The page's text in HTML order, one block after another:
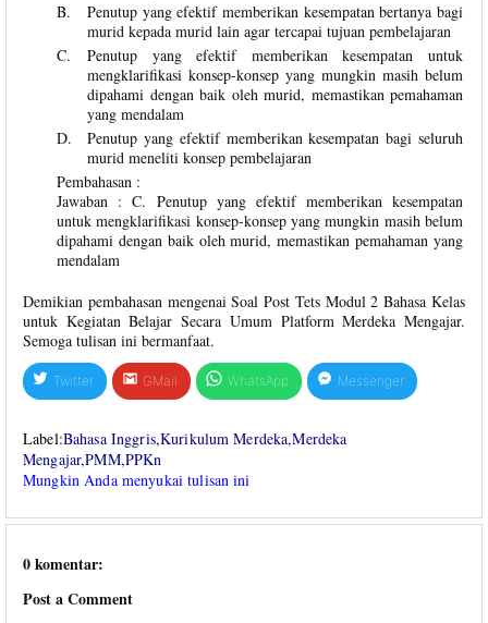
B.
Penutup yang efektif memberikan kesempatan bertanya bagi
murid kepada murid lain agar tercapai tujuan pembelajaran
C.
Penutup yang efektif memberikan kesempatan untuk
mengklarifikasi konsep-konsep yang mungkin masih belum
dipahami dengan baik oleh murid, memastikan pemahaman
yang mendalam
D.
Penutup yang efektif memberikan kesempatan bagi seluruh
murid meneliti konsep pembelajaran
Pembahasan :
Jawaban : C. Penutup yang efektif memberikan kesempatan
untuk mengklarifikasi konsep-konsep yang mungkin masih belum
dipahami dengan baik oleh murid, memastikan pemahaman yang
mendalam
Demikian pembahasan mengenai Soal Post Tets Modul 2 Bahasa Kelas
untuk Kegiatan Belajar Secara Umum Platform Merdeka Mengajar.
Semoga tulisan ini bermanfaat.
Twitter GMail WhatsApp Messenger
Label:Bahasa Inggris,Kurikulum Merdeka,Merdeka
Mengajar,PMM,PPKn
Mungkin Anda menyukai tulisan ini
0 komentar:
Post a Comment